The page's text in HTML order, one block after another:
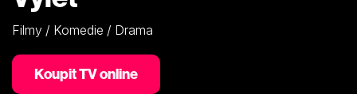
Filmy / Komedie / Drama
Koupit TV online